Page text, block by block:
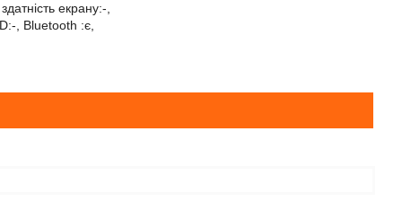
екрану:-,
, Bluetooth :є,